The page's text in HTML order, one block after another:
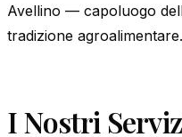
Avellino — capoluogo
tradizione agroalimentare.
I Nostri